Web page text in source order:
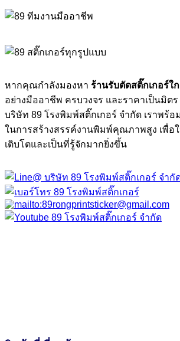
หากคุณกำลังมองหา ร้านรับตัดสติ๊กเกอร์ใ
อย่างมืออาชีพ ครบวงจร และราคาเป็นมิต
บริษัท 89 โรงพิมพ์สติ๊กเกอร์ จำกัด เราพร้
ในการสร้างสรรค์งานพิมพ์คุณภาพสูง เพื่อ
เติบโตและเป็นที่รู้จักมากยิ่งขึ้น